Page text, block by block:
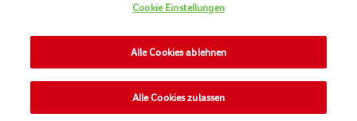
SITEMAP
KONTAKT
IMPRESSUM
NOMAD FOODS
NUTZUNGSBEDINGUNGEN
PRIVACY POLICY
Cookie Einstellungen
Alle Cookies ablehnen
Alle Cookies zulassen